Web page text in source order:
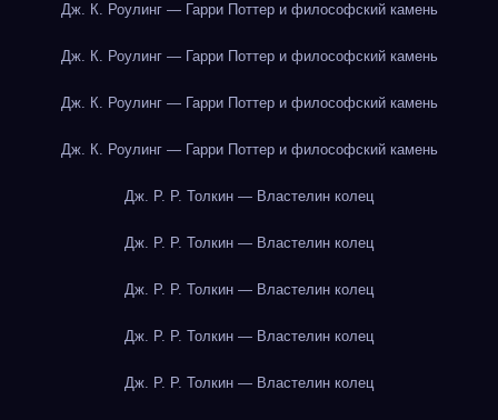
Дж. К. Роулинг — Гарри Поттер и философский камень
Дж. К. Роулинг — Гарри Поттер и философский камень
Дж. К. Роулинг — Гарри Поттер и философский камень
Дж. К. Роулинг — Гарри Поттер и философский камень
Дж. Р. Р. Толкин — Властелин колец
Дж. Р. Р. Толкин — Властелин колец
Дж. Р. Р. Толкин — Властелин колец
Дж. Р. Р. Толкин — Властелин колец
Дж. Р. Р. Толкин — Властелин колец